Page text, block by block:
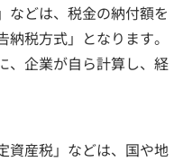
などは、税金の納付額を
税方式」となります。
、企業が自ら計算し、経
資産税」などは、国や地